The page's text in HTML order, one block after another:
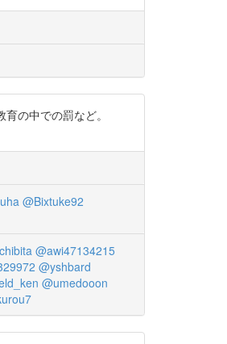
の中での罰など。
@Bixtuke92
@awi47134215
@yshbard
@umedooon